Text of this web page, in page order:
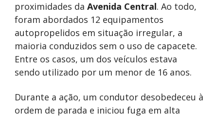
proximidades da Avenida Central. Ao todo,
foram abordados 12 equipamentos
autopropelidos em situação irregular, a
maioria conduzidos sem o uso de capacete.
Entre os casos, um dos veículos estava
sendo utilizado por um menor de 16 anos.
Durante a ação, um condutor desobedeceu à
ordem de parada e iniciou fuga em alta